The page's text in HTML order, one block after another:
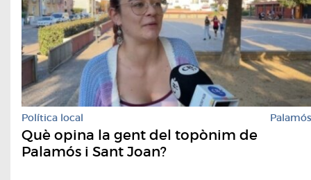
Política local Palamós
Què opina la gent del topònim de
Palamós i Sant Joan?